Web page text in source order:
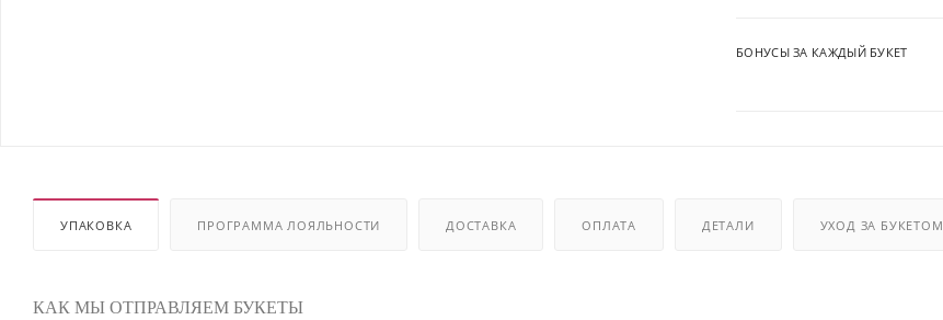
БОНУСЫ ЗА КАЖДЫЙ БУКЕТ
УПАКОВКА ПРОГРАММА ЛОЯЛЬНОСТИ ДОСТАВКА ОПЛАТА ДЕТАЛИ УХОД ЗА БУКЕТОМ
КАК МЫ ОТПРАВЛЯЕМ БУКЕТЫ